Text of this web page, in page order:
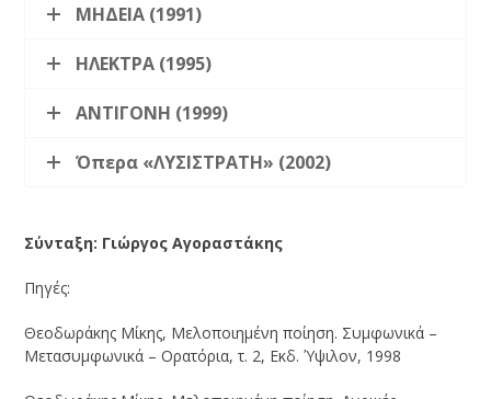
ΜΗΔΕΙΑ (1991)
ΗΛΕΚΤΡΑ (1995)
ΑΝΤΙΓΟΝΗ (1999)
Όπερα «ΛΥΣΙΣΤΡΑΤΗ» (2002)
Σύνταξη: Γιώργος Αγοραστάκης
Πηγές:
Θεοδωράκης Μίκης, Μελοποιημένη ποίηση. Συμφωνικά –
Μετασυμφωνικά – Ορατόρια, τ. 2, Εκδ. Ύψιλον, 1998